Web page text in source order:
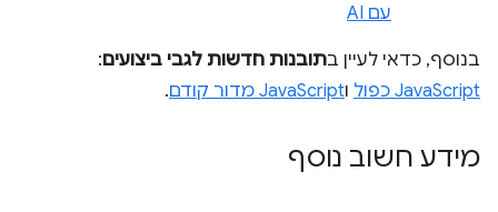
עם AI
בנוסף, כדאי לעיין בתובנות חדשות לגבי ביצועים:
JavaScript כפול
וJavaScript מדור קודם .
מידע חשוב נוסף